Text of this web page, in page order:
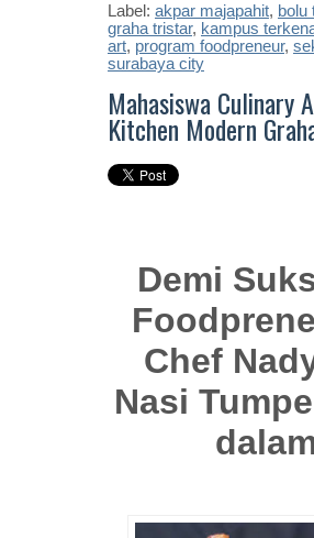
Label: akpar majapahit, bolu
graha tristar, kampus
art, program foodpreneur,
surabaya city
Mahasiswa Culinary
Kitchen Modern
Demi
Chef
Nasi